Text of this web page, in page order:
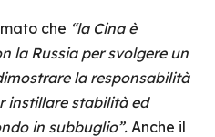
che “la Cina è
la Russia per svolgere un
la responsabilità
instillare stabilità ed
in subbuglio”. Anche il